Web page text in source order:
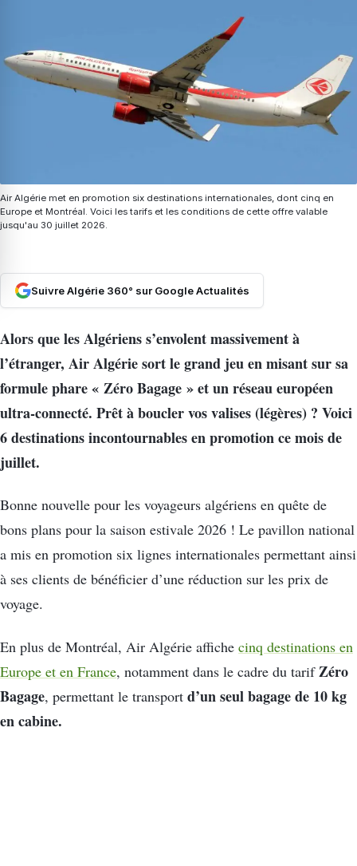
Air Algérie met en promotion six destinations internationales, dont cinq en
Europe et Montréal. Voici les tarifs et les conditions de cette offre valable
jusqu'au 30 juillet 2026.
Suivre Algérie 360° sur Google Actualités
Alors que les Algériens s’envolent massivement à
l’étranger, Air Algérie sort le grand jeu en misant sur sa
formule phare « Zéro Bagage » et un réseau européen
ultra-connecté. Prêt à boucler vos valises (légères) ? Voici
6 destinations incontournables en promotion ce mois de
juillet.
Bonne nouvelle pour les voyageurs algériens en quête de
bons plans pour la saison estivale 2026 ! Le pavillon national
a mis en promotion six lignes internationales permettant ainsi
à ses clients de bénéficier d’une réduction sur les prix de
voyage.
En plus de Montréal, Air Algérie affiche cinq destinations en
Europe et en France, notamment dans le cadre du tarifZéro
Bagage, permettant le transport d’un seul bagage de 10 kg
en cabine.